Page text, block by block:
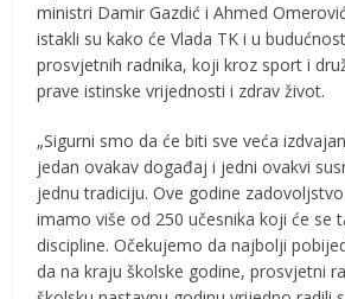
ministri Damir Gazdić i Ahmed
istakli su kako će Vlada TK i u
prosvjetnih radnika, koji kroz sport i
prave istinske vrijednosti i zdrav život.
„Sigurni smo da će biti sve veća
jedan ovakav događaj i jedni ovakvi
jednu tradiciju. Ove godine
imamo više od 250 učesnika koji će se
discipline. Očekujemo da najbolji
da na kraju školske godine, prosvjetni